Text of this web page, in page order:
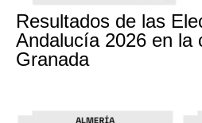
Resultados de las
Andalucía 2026 en la
Granada